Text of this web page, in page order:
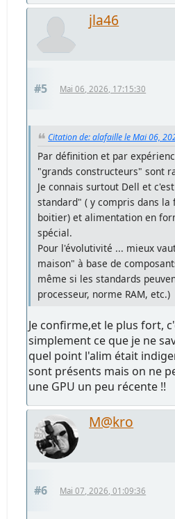
jla46
#5 Mai 06, 2026, 17:15:30
Citation de: alafaille le Mai 06,
Par définition et par
"grands constructeurs" sont
Je connais surtout Dell et
standard" ( y compris dans la
boitier) et alimentation en
spécial.
Pour l'évolutivité ... mieux
maison" à base de
même si les standards
processeur, norme RAM, etc.)
Je confirme,et le plus fort,
simplement ce que je ne
quel point l'alim était
sont présents mais on ne
une GPU un peu récente !!
M@kro
#6 Mai 07, 2026, 01:09:36